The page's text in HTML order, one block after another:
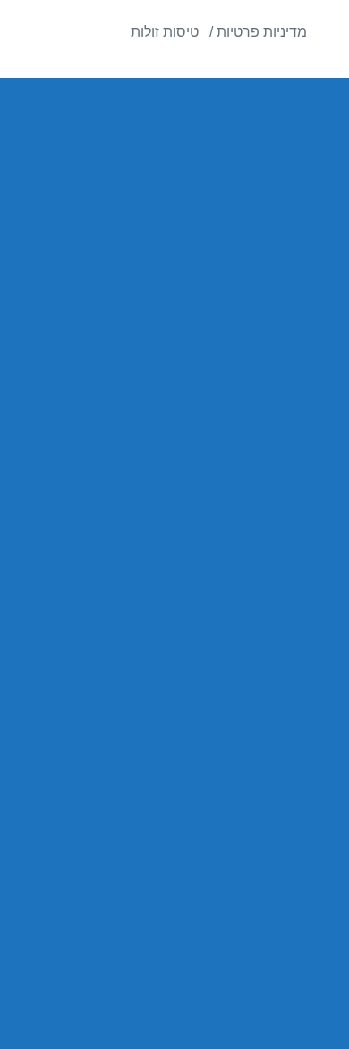
מדיניות פרטיות טיסות זולות